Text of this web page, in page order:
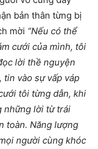
bản thân từng bị
mời “Nếu có thể
cưới của mình, tôi
lời thề nguyện
tin vào sự vấp váp
tôi từng dẫn, khi
những lời từ trái
toàn. Năng lượng
người cùng khóc